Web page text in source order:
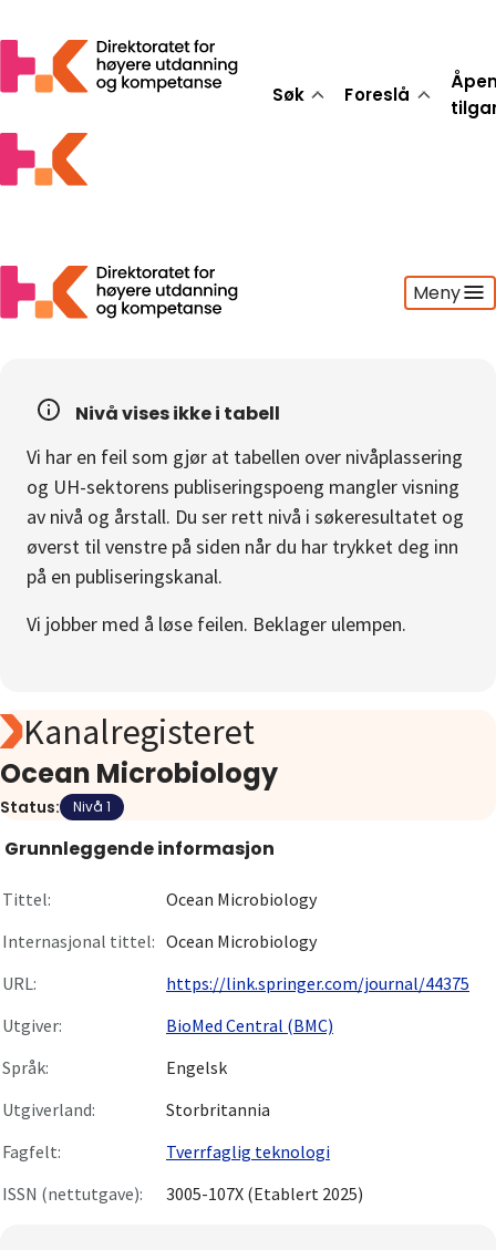
Søk Foreslå
Meny
Foreslå
Statistikk
Aktuelt
Om
Gå til innlogging
Nivå vises ikke i tabell
Vi har en feil som gjør at tabellen over nivåplassering
og UH-sektorens publiseringspoeng mangler visning
av nivå og årstall. Du ser rett nivå i søkeresultatet og
øverst til venstre på siden når du har trykket deg inn
på en publiseringskanal.
Vi jobber med å løse feilen. Beklager ulempen.
Kanalregisteret
Ocean Microbiology
Status: Nivå 1
Grunnleggende informasjon
Tittel:
Ocean Microbiology
Internasjonal tittel: Ocean Microbiology
URL:
https://link.springer.com/journal/44375
Utgiver:
BioMed Central (BMC)
Språk:
Engelsk
Utgiverland:
Storbritannia
Fagfelt:
Tverrfaglig teknologi
ISSN (nettutgave):
3005-107X (Etablert 2025)